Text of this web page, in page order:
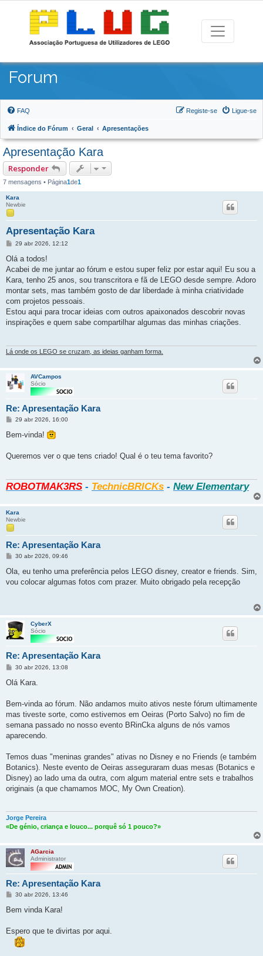
Forum
FAQ Ligue-se
Registe-se
Índice do Fórum Geral Apresentações
Apresentação Kara
Responder
7 mensagens • Página1de1
Kara
Newbie
Apresentação Kara
Mensagem
29 abr 2026, 12:12
Olá a todos!
Acabei de me juntar ao fórum e estou super feliz por estar aqui! Eu sou a
Kara, tenho 25 anos, sou transcritora e fã de LEGO desde sempre. Adoro
montar sets, mas também gosto de dar liberdade à minha criatividade
com projetos pessoais.
Estou aqui para trocar ideias com outros apaixonados descobrir novas
inspirações e quem sabe compartilhar algumas das minhas criações.
Lá onde os LEGO se cruzam as ideias ganham forma.
AVCampos
Sócio
Re: Apresentação Kara
Mensagem
29 abr 2026, 16:00
Bem-vinda!
Queremos ver o que tens criado! Qual é o teu tema favorito?
ROBOTMAK3RS - TechnicBRICKs - New Elementary
Kara
Newbie
Re: Apresentação Kara
Mensagem
30 abr 2026, 09:46
Ola, eu tenho uma preferência pelos LEGO disney, creator e friends. Sim,
vou colocar algumas fotos com prazer. Muito obrigado pela recepção
CyberX
Sócio
Re: Apresentação Kara
Mensagem
30 abr 2026, 13:08
Olá Kara.
Bem-vinda ao fórum. Não andamos muito ativos neste fórum ultimamente
mas tiveste sorte, como estivemos em Oeiras (Porto Salvo) no fim de
semana passado no nosso evento BRinCka alguns de nós vamos
aparecendo.
Temos duas "meninas grandes" ativas no Disney e no Friends (e também
Botanics). Neste evento de Oeiras asseguraram duas mesas (Botanics e
Disney) ao lado uma da outra, com algum material entre sets e trabalhos
originais (a que chamamos MOC, My Own Creation).
Jorge Pereira
«De génio, criança e louco... porquê só 1 pouco?»
AGarcia
Administrator
Re: Apresentação Kara
Mensagem
30 abr 2026, 13:46
Bem vinda Kara!
Espero que te divirtas por aqui.